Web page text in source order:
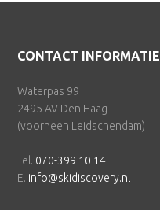
Footer
CONTACT INFORMATIE
Waterpas 99
2495 AV Den Haag
(voorheen Leidschendam)
Tel. 070-399 10 14
E. info@skidiscovery.nl